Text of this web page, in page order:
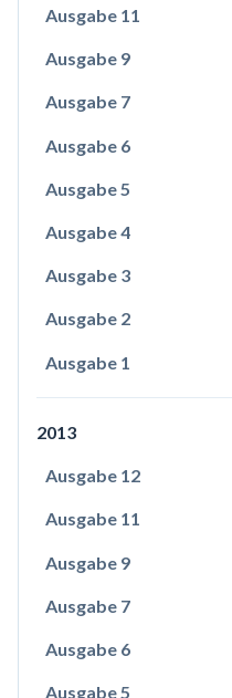
Ausgabe 11
Ausgabe 9
Ausgabe 7
Ausgabe 6
Ausgabe 5
Ausgabe 4
Ausgabe 3
Ausgabe 2
Ausgabe 1
2013
Ausgabe 12
Ausgabe 11
Ausgabe 9
Ausgabe 7
Ausgabe 6
Ausgabe 5